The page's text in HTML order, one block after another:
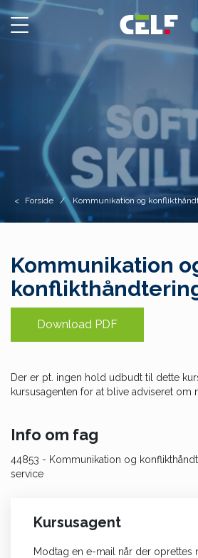
Toggle
Forside Kommunikation og
Kommunikation
Download PDF
Der er pt. ingen hold udbudt til dette
kursusagenten for at blive adviseret om
Info om fag
44853 - Kommunikation og
service
Kursusagent
Modtag en e-mail når der oprettes